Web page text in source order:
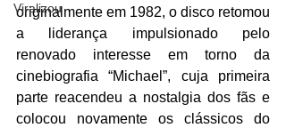
Viralizou
originalmente em 1982, o disco retomou
a liderança impulsionado pelo
renovado interesse em torno da
cinebiografia “Michael”, cuja primeira
parte reacendeu a nostalgia dos fãs e
colocou novamente os clássicos do